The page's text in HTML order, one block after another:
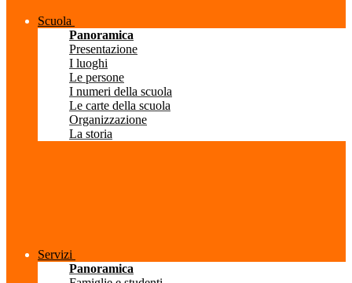
Scuola
Panoramica
Presentazione
I luoghi
Le persone
I numeri della scuola
Le carte della scuola
Organizzazione
La storia
Servizi
Panoramica